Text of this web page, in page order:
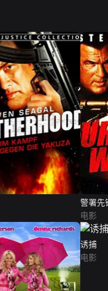
警署先
电影
诱捕
电影